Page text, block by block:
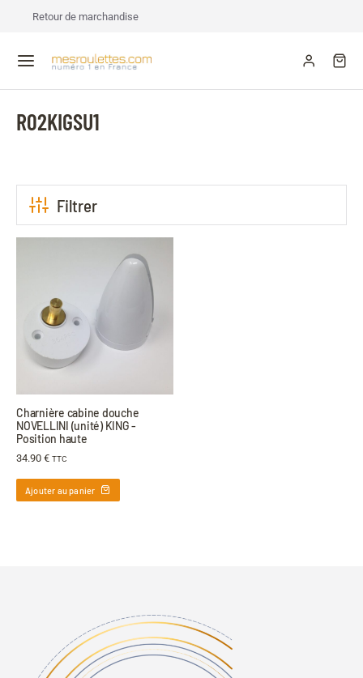
Retour de marchandise
R02KIGSU1
Filtrer
Charnière cabine douche
NOVELLINI (unité) KING -
Position haute
34.90 € TTC
Ajouter au panier